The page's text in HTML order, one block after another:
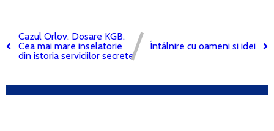
Cazul Orlov. Dosare KGB.
Cea mai mare inselatorie
din istoria serviciilor secrete
Întâlnire cu oameni si idei